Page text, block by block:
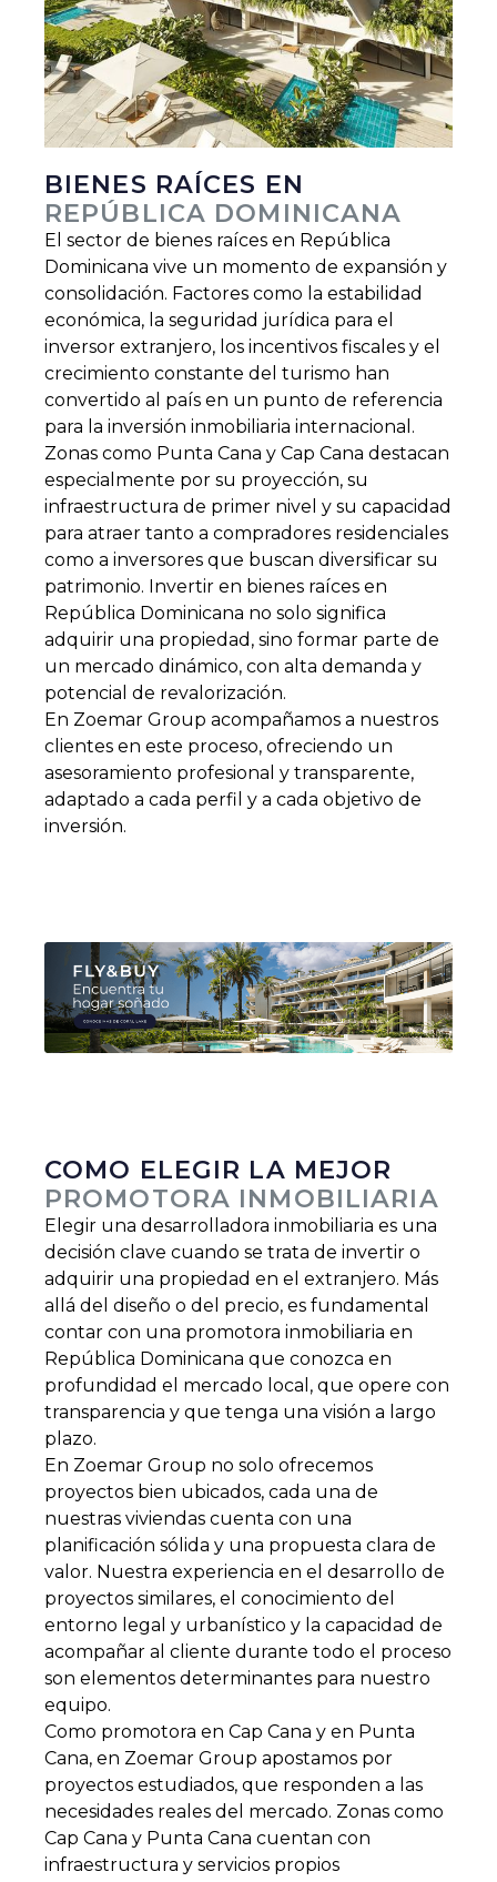
BIENES RAÍCES EN
REPÚBLICA DOMINICANA
El sector de bienes raíces en República
Dominicana vive un momento de expansión y
consolidación. Factores como la estabilidad
económica, la seguridad jurídica para el
inversor extranjero, los incentivos fiscales y el
crecimiento constante del turismo han
convertido al país en un punto de referencia
para la inversión inmobiliaria internacional.
Zonas como Punta Cana y Cap Cana destacan
especialmente por su proyección, su
infraestructura de primer nivel y su capacidad
para atraer tanto a compradores residenciales
como a inversores que buscan diversificar su
patrimonio. Invertir en bienes raíces en
República Dominicana no solo significa
adquirir una propiedad, sino formar parte de
un mercado dinámico, con alta demanda y
potencial de revalorización.
En Zoemar Group acompañamos a nuestros
clientes en este proceso, ofreciendo un
asesoramiento profesional y transparente,
adaptado a cada perfil y a cada objetivo de
inversión.
COMO ELEGIR LA MEJOR
PROMOTORA INMOBILIARIA
Elegir una desarrolladora inmobiliaria es una
decisión clave cuando se trata de invertir o
adquirir una propiedad en el extranjero. Más
allá del diseño o del precio, es fundamental
contar con una promotora inmobiliaria en
República Dominicana que conozca en
profundidad el mercado local, que opere con
transparencia y que tenga una visión a largo
plazo.
En Zoemar Group no solo ofrecemos
proyectos bien ubicados, cada una de
nuestras viviendas cuenta con una
planificación sólida y una propuesta clara de
valor. Nuestra experiencia en el desarrollo de
proyectos similares, el conocimiento del
entorno legal y urbanístico y la capacidad de
acompañar al cliente durante todo el proceso
son elementos determinantes para nuestro
equipo.
Como promotora en Cap Cana y en Punta
Cana, en Zoemar Group apostamos por
proyectos estudiados, que responden a las
necesidades reales del mercado. Zonas como
Cap Cana y Punta Cana cuentan con
infraestructura y servicios propios